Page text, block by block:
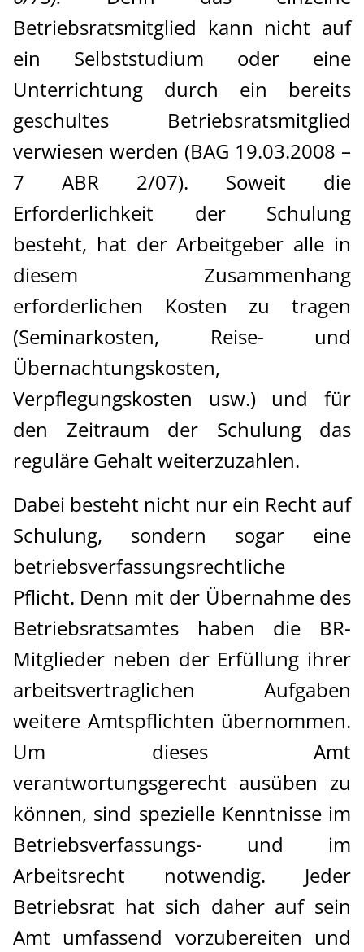
Betriebsratsmitglied kann nicht auf
ein Selbststudium oder eine
Unterrichtung durch ein bereits
geschultes Betriebsratsmitglied
verwiesen werden (BAG 19.03.2008 –
7 ABR 2/07). Soweit die
Erforderlichkeit der Schulung
besteht, hat der Arbeitgeber alle in
diesem Zusammenhang
erforderlichen Kosten zu tragen
(Seminarkosten, Reise- und
Übernachtungskosten,
Verpflegungskosten usw.) und für
den Zeitraum der Schulung das
reguläre Gehalt weiterzuzahlen.
Dabei besteht nicht nur ein Recht auf
Schulung, sondern sogar eine
betriebsverfassungsrechtliche
Pflicht. Denn mit der Übernahme des
Betriebsratsamtes haben die BR-
Mitglieder neben der Erfüllung ihrer
arbeitsvertraglichen Aufgaben
weitere Amtspflichten übernommen.
Um dieses Amt
verantwortungsgerecht ausüben zu
können, sind spezielle Kenntnisse im
Betriebsverfassungs- und im
Arbeitsrecht notwendig. Jeder
Betriebsrat hat sich daher auf sein
Amt umfassend vorzubereiten und